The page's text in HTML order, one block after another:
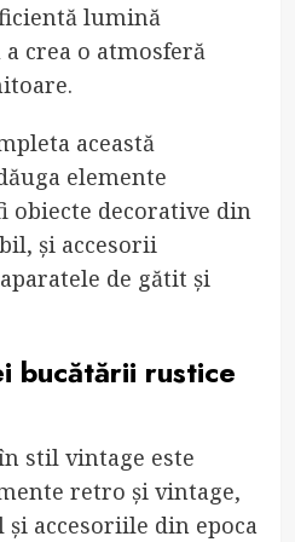
lumină
crea o atmosferă
această
elemente
obiecte decorative din
și accesorii
de gătit și
bucătării rustice
stil vintage este
retro și vintage,
accesoriile din epoca